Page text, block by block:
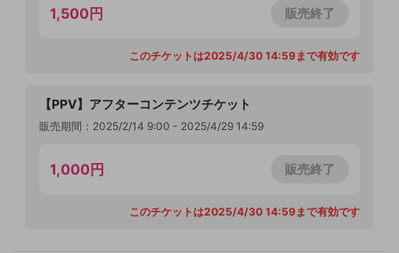
1,500円 販売終了
このチケットは2025/4/30 14:59まで有効です
【PPV】アフターコンテンツチケット
販売期間：2025/2/14 9:00 - 2025/4/29 14:59
1,000円 販売終了
このチケットは2025/4/30 14:59まで有効です